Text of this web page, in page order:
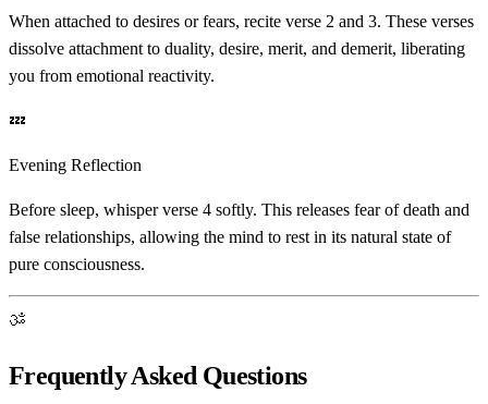
When attached to desires or fears, recite verse 2 and 3. These verses
dissolve attachment to duality, desire, merit, and demerit, liberating
you from emotional reactivity.
💤
Evening Reflection
Before sleep, whisper verse 4 softly. This releases fear of death and
false relationships, allowing the mind to rest in its natural state of
pure consciousness.
ॐ
Frequently Asked Questions